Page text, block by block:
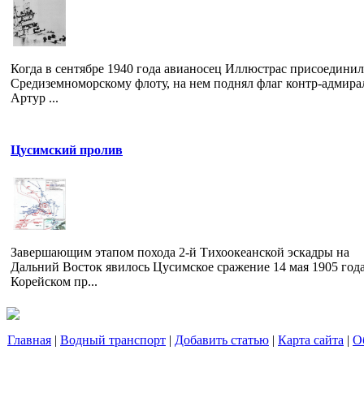
Когда в сентябре 1940 года авианосец Иллюстрас
Средиземноморскому флоту, на нем поднял флаг контр-
Артур ...
Цусимcкий пролив
Завершающим этапом похода 2-й Тихоокеанской эскадры на
Дальний Восток явилось Цусимское сражение 14 мая 1905
Корейском пр...
Главная | Водный транспорт | Добавить статью | Карта сайта |